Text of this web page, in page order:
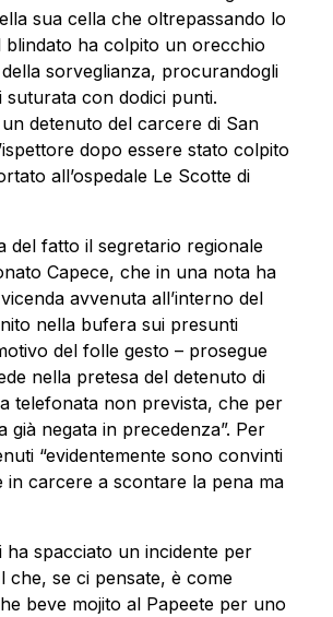
sua cella che oltrepassando lo
blindato ha colpito un orecchio
della sorveglianza, procurandogli
suturata con dodici punti.
detenuto del carcere di San
dopo essere stato colpito
all’ospedale Le Scotte di
del fatto il segretario regionale
Capece, che in una nota ha
avvenuta all’interno del
nella bufera sui presunti
del folle gesto – prosegue
nella pretesa del detenuto di
telefonata non prevista, che per
già negata in precedenza”. Per
“evidentemente sono convinti
in carcere a scontare la pena ma
ha spacciato un incidente per
che, se ci pensate, è come
beve mojito al Papeete per uno